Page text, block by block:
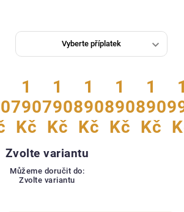
1
790
Kč
1
790
Kč
1
890
Kč
1
890
Kč
1
890
Kč
Zvolte variantu
Můžeme doručit do:
Zvolte variantu